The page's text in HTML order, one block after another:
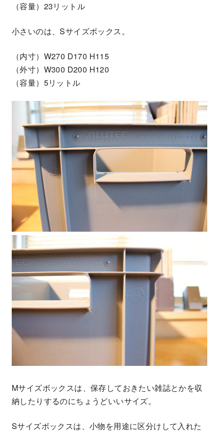
（容量）23リットル
小さいのは、Sサイズボックス。
（内寸）W270 D170 H115
（外寸）W300 D200 H120
（容量）5リットル
Mサイズボックスは、保存しておきたい雑誌とかを収
納したりするのにちょうどいいサイズ。
Sサイズボックスは、小物を用途に区分けして入れた